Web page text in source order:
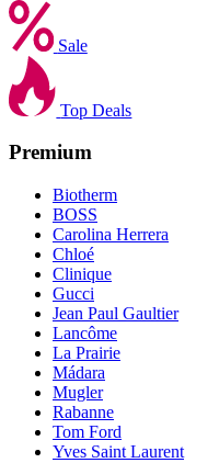
Sale
Top Deals
Premium
Biotherm
BOSS
Carolina Herrera
Chloé
Clinique
Gucci
Jean Paul Gaultier
Lancôme
La Prairie
Mádara
Mugler
Rabanne
Tom Ford
Yves Saint Laurent